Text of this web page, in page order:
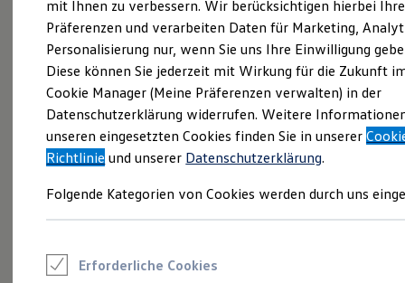
SUV und CUV
Familienautos
Kombis
Kompaktwagen
Sportwagen
Schnell verfügbare Fahrzeuge
Angebote und Produkte
Aktuelle Angebote
E-Auto-Förderung
Volkswagen Marktplatz
Junge Gebrauchtwagen und Gebrauchtwagen
Saisonangebote
mit Ihnen zu verbessern. Wir berücksichtigen hierbei Ihre
Präferenzen und verarbeiten Daten für Marketing,
Personalisierung nur, wenn Sie uns Ihre Einwilligung
Diese können Sie jederzeit mit Wirkung für die Zukunft
Cookie Manager (Meine Präferenzen verwalten) in der
Datenschutzerklärung widerrufen. Weitere
unseren eingesetzten Cookies finden Sie in unserer
Richtlinie und unserer Datenschutzerklärung.
Folgende Kategorien von Cookies werden durch uns
Erforderliche Cookies